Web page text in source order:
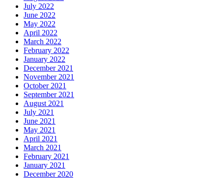
July 2022
June 2022
May 2022
April 2022
March 2022
February 2022
January 2022
December 2021
November 2021
October 2021
September 2021
August 2021
July 2021
June 2021
May 2021
April 2021
March 2021
February 2021
January 2021
December 2020